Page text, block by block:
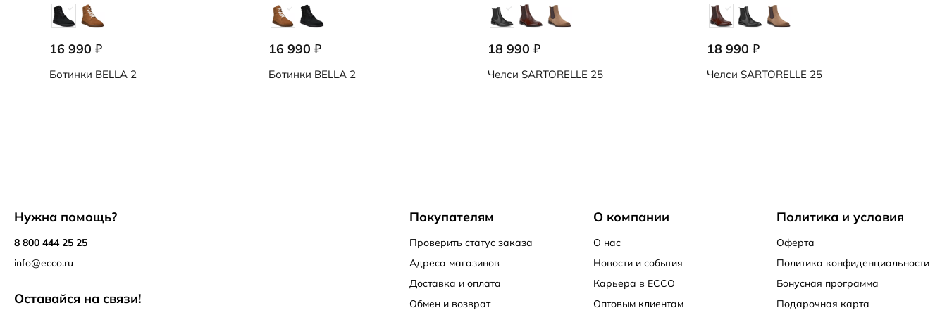
16 990 ₽
Ботинки BELLA 2
16 990 ₽
Ботинки BELLA 2
18 990 ₽
Челси SARTORELLE 25
18 990 ₽
Челси SARTORELLE 25
Нужна помощь?
8 800 444 25 25
info@ecco.ru
Оставайся на связи!
Политика и условия
Оферта
Политика конфиденциальности
Бонусная программа
Подарочная карта
О компании
О нас
Новости и события
Карьера в ECCO
Оптовым клиентам
Покупателям
Проверить статус заказа
Адреса магазинов
Доставка и оплата
Обмен и возврат